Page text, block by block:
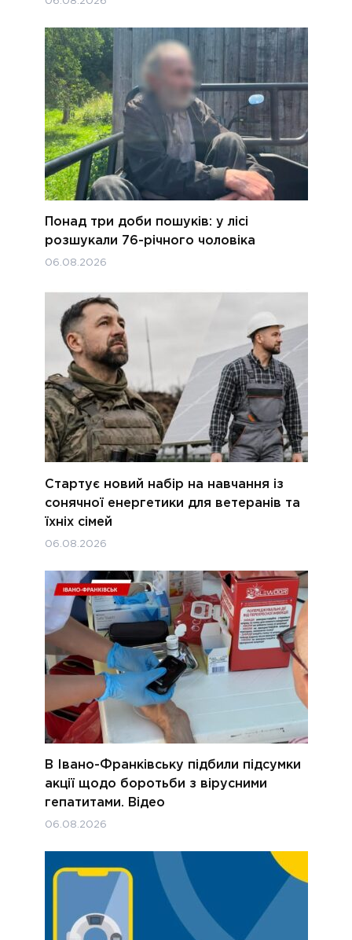
Понад три доби пошуків: у лісі
розшукали 76-річного чоловіка
06.08.2026
Стартує новий набір на навчання із
сонячної енергетики для ветеранів та
їхніх сімей
06.08.2026
В Івано-Франківську підбили підсумки
акції щодо боротьби з вірусними
гепатитами. Відео
06.08.2026